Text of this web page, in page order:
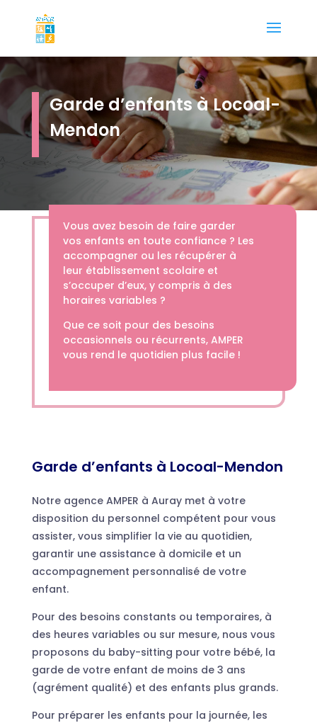
Garde d’enfants à Locoal-
Mendon
Vous avez besoin de faire garder
vos enfants en toute confiance ? Les
accompagner ou les récupérer à
leur établissement scolaire et
s’occuper d’eux, y compris à des
horaires variables ?
Que ce soit pour des besoins
occasionnels ou récurrents, AMPER
vous rend le quotidien plus facile !
Garde d’enfants à Locoal-Mendon
Notre agence AMPER à Auray met à votre
disposition du personnel compétent pour vous
assister, vous simplifier la vie au quotidien,
garantir une assistance à domicile et un
accompagnement personnalisé de votre
enfant.
Pour des besoins constants ou temporaires, à
des heures variables ou sur mesure, nous vous
proposons du baby-sitting pour votre bébé, la
garde de votre enfant de moins de 3 ans
(agrément qualité) et des enfants plus grands.
Pour préparer les enfants pour la journée, les